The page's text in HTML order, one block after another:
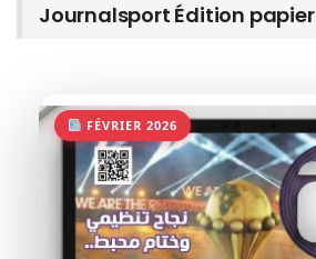
Journalsport Édition papier
FÉVRIER 2026